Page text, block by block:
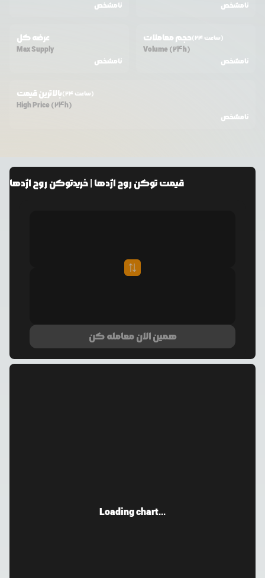
نامشخص
نامشخص
عرضه کل
Max Supply
نامشخص
حجم معاملات (24 ساعت)
Volume (24h)
نامشخص
بالاترین قیمت (24 ساعت)
High Price (24h)
نامشخص
قیمتتوکن روح اژدها | خریدتوکن روح اژدها
همین الان معامله کن
Loading chart...